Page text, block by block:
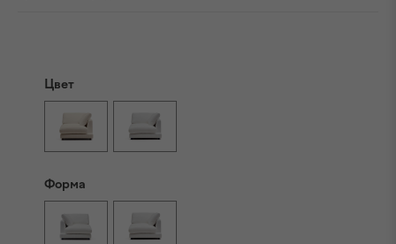
Цвет
Форма